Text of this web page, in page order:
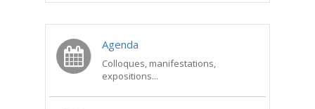
Agenda
Colloques, manifestations,
expositions...